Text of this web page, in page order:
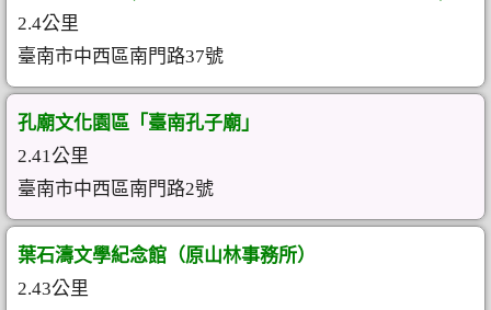
2.4公里
臺南市中西區南門路37號
孔廟文化園區「臺南孔子廟」
2.41公里
臺南市中西區南門路2號
葉石濤文學紀念館（原山林事務所）
2.43公里